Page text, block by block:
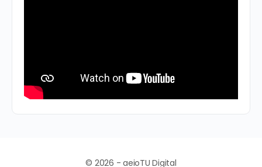
© 2026 - aeioTU Digital